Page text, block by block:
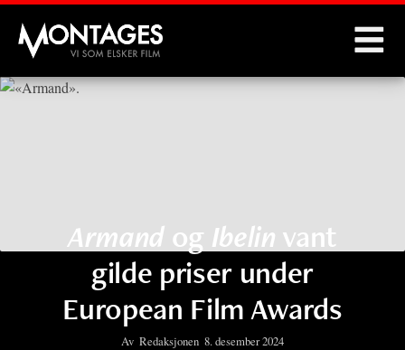
Montages
Armand og Ibelin vant
gilde priser under
European Film Awards
Av Redaksjonen 8. desember 2024